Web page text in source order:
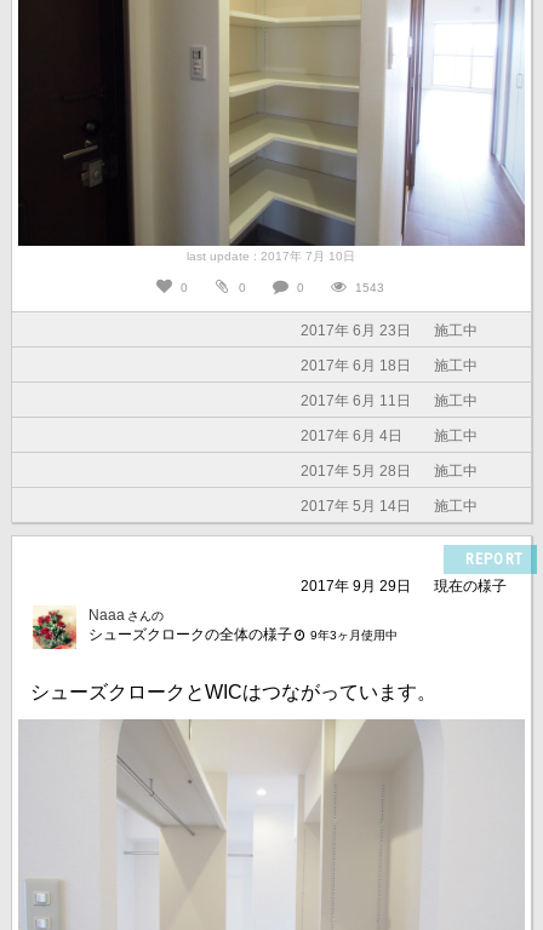
last update : 2017年 7月 10日
0 0 0 1543
2017年 6月 23日 施工中
2017年 6月 18日 施工中
2017年 6月 11日 施工中
2017年 6月 4日 施工中
2017年 5月 28日 施工中
2017年 5月 14日 施工中
REPORT
2017年 9月 29日
現在の様子
Naaa さんの
シューズクロークの全体の様子 9年3ヶ月使用中
シューズクロークとWICはつながっています。